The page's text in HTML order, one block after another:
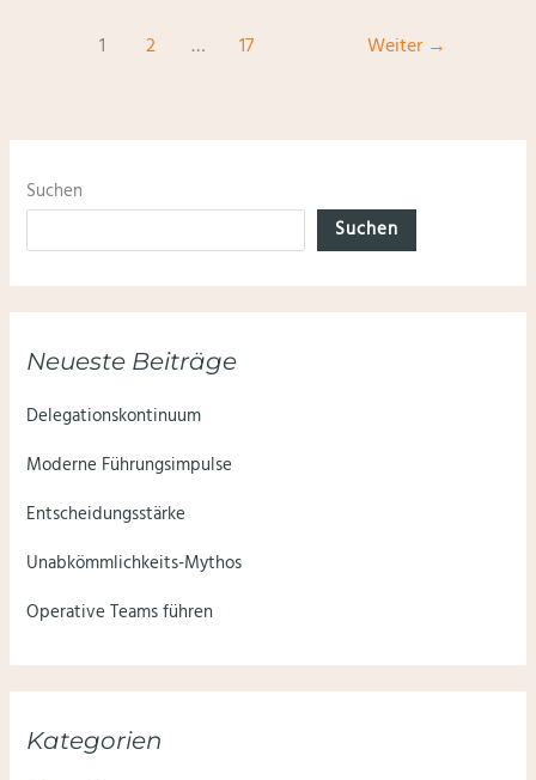
1 2 … 17 Weiter →
Suchen
Suchen
Neueste Beiträge
Delegationskontinuum
Moderne Führungsimpulse
Entscheidungsstärke
Unabkömmlichkeits-Mythos
Operative Teams führen
Kategorien